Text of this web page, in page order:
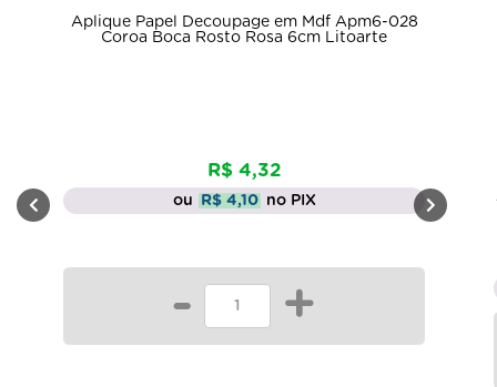
Aplique Papel Decoupage em Mdf Apm6-028
Coroa Boca Rosto Rosa 6cm Litoarte
R$ 4,32
ou R$ 4,10 no PIX
- +